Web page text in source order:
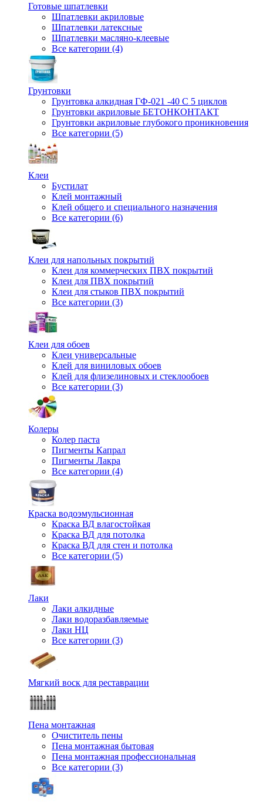
Готовые шпатлевки
Шпатлевки акриловые
Шпатлевки латексные
Шпатлевки масляно-клеевые
Все категории (4)
Грунтовки
Грунтовка алкидная ГФ-021 -40 С 5 циклов
Грунтовки акриловые БЕТОНКОНТАКТ
Грунтовки акриловые глубокого проникновения
Все категории (5)
Клеи
Бустилат
Клей монтажный
Клей общего и специального назначения
Все категории (6)
Клеи для напольных покрытий
Клеи для коммерческих ПВХ покрытий
Клеи для ПВХ покрытий
Клеи для стыков ПВХ покрытий
Все категории (3)
Клеи для обоев
Клеи универсальные
Клей для виниловых обоев
Клей для флизелиновых и стеклообоев
Все категории (3)
Колеры
Колер паста
Пигменты Капрал
Пигменты Лакра
Все категории (4)
Краска водоэмульсионная
Краска ВД влагостойкая
Краска ВД для потолка
Краска ВД для стен и потолка
Все категории (5)
Лаки
Лаки алкидные
Лаки водоразбавляемые
Лаки НЦ
Все категории (3)
Мягкий воск для реставрации
Пена монтажная
Очиститель пены
Пена монтажная бытовая
Пена монтажная профессиональная
Все категории (3)